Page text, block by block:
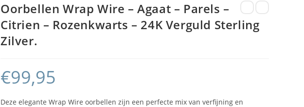
Oorbellen Wrap Wire – Agaat – Parels –
Citrien – Rozenkwarts – 24K Verguld Sterling
Zilver.
€99,95
Deze elegante Wrap Wire oorbellen zijn een perfecte mix van verfijning en